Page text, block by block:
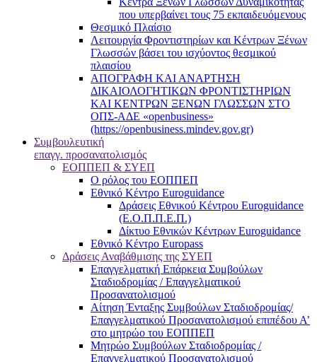
που υπερβαίνει τους 75 εκπαιδευόμενους
Θεσμικό Πλαίσιο
Λειτουργία Φροντιστηρίων και Κέντρων Ξένων
Γλωσσών βάσει του ισχύοντος θεσμικού
πλαισίου
ΑΠΟΓΡΑΦΗ ΚΑΙ ΑΝΑΡΤΗΣΗ
ΔΙΚΑΙΟΛΟΓΗΤΙΚΩΝ ΦΡΟΝΤΙΣΤΗΡΙΩΝ
ΚΑΙ ΚΕΝΤΡΩΝ ΞΕΝΩΝ ΓΛΩΣΣΩΝ ΣΤΟ
ΟΠΣ-ΑΔΕ «openbusiness»
(https://openbusiness.mindev.gov.gr)
Συμβουλευτική
επαγγ. προσανατολισμός
ΕΟΠΠΕΠ & ΣΥΕΠ
Ο ρόλος του ΕΟΠΠΕΠ
Εθνικό Κέντρο Euroguidance
Δράσεις Εθνικού Κέντρου Euroguidance
(Ε.Ο.Π.Π.Ε.Π.)
Δίκτυο Εθνικών Κέντρων Euroguidance
Εθνικό Κέντρο Europass
Δράσεις Αναβάθμισης της ΣΥΕΠ
Επαγγελματική Επάρκεια Συμβούλων
Σταδιοδρομίας / Επαγγελματικού
Προσανατολισμού
Αίτηση Ένταξης Συμβούλων Σταδιοδρομίας/
Επαγγελματικού Προσανατολισμού επιπέδου Α’
στο μητρώο του ΕΟΠΠΕΠ
Μητρώο Συμβούλων Σταδιοδρομίας /
Επαγγελματικού Προσανατολισμού